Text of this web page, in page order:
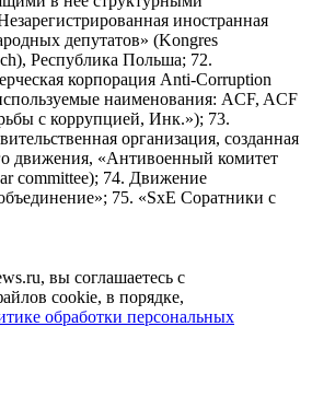
иностранная
депутатов» (Kongres
Республика Польша; 72.
корпорация Anti-Corruption
наименования: ACF, ACF
с коррупцией, Инк.»); 73.
организация, созданная
движения, «Антивоенный комитет
committee); 74. Движение
75. «SxE Соратники с
вы соглашаетесь с
cookie, в порядке,
обработки персональных